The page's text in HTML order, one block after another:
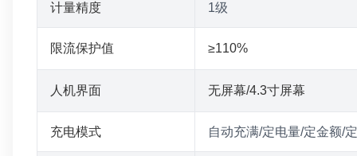
计量精度 1级
限流保护值 ≥110%
人机界面 无屏幕/4.3寸屏幕
充电模式 自动充满/定电量/定金额/
4
8
6
5